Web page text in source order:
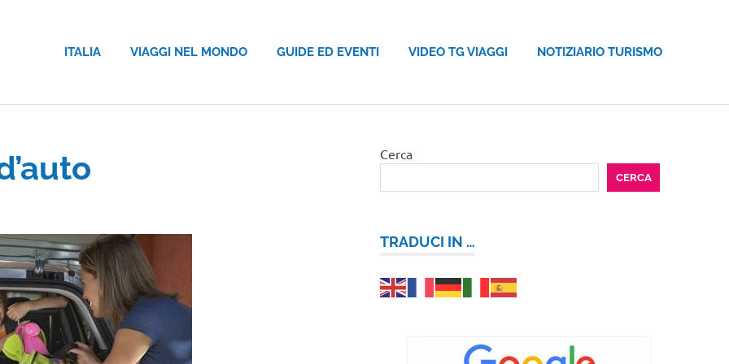
ITALIA VIAGGI NEL MONDO GUIDE ED EVENTI VIDEO TG VIAGGI NOTIZIARIO TURISMO
Cerca
CERCA
TRADUCI IN …